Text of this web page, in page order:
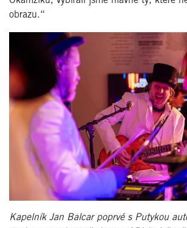
obrazu.“
Kapelník Jan Balcar poprvé s Putykou